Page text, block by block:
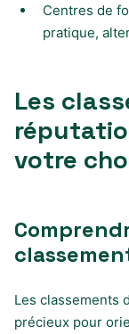
Centres de
pratique,
Les
votre
Les classements
précieux pour